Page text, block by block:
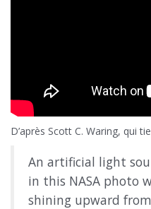
D’après Scott C. Waring, qui
An artificial light
in this NASA photo
shining upward